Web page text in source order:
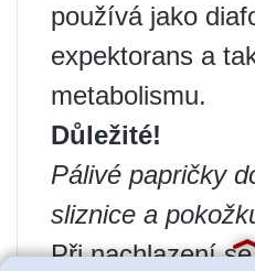
používá jako
expektorans a
metabolismu.
Důležité!
Pálivé papričky
sliznice a
Při nachlazení